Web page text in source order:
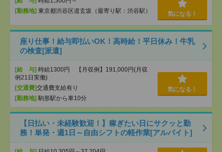
[勤務地] 東京都渋谷区道玄坂（最寄り駅：渋谷駅） 気になる！
座り仕事！給与即払いOK！高時給！平日休み！牛乳
の検査[派遣]
[給 与] 時給1300円 【月収例】191,000円(月収
例21日実働)
[交通費]交通費支給有り
[勤務地] 駒形駅から車10分
気になる！
【日払い・未経験歓迎！】稼ぎたい日にサクッと勤
務！単発・週1日～自由シフトの軽作業[アルバイト]